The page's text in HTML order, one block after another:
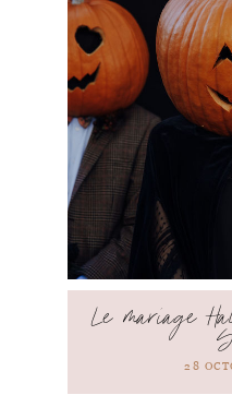
Le mariage
28